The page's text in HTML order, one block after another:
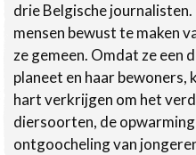
drie Belgische
mensen bewust te maken
ze gemeen. Omdat ze een
planeet en haar bewoners,
hart verkrijgen om het
diersoorten, de opwarming
ontgoocheling van